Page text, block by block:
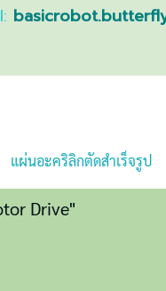
แผ่นอะคริลิกตัดสำเร็จรูป
Drive"